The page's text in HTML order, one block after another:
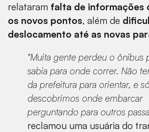
relataram falta de informações
os novos pontos, além de
deslocamento até as novas
"Muita gente perdeu o ônibus
sabia para onde correr. Não
da prefeitura para orientar, e só
descobrimos onde embarcar
perguntando para outros
reclamou uma usuária do